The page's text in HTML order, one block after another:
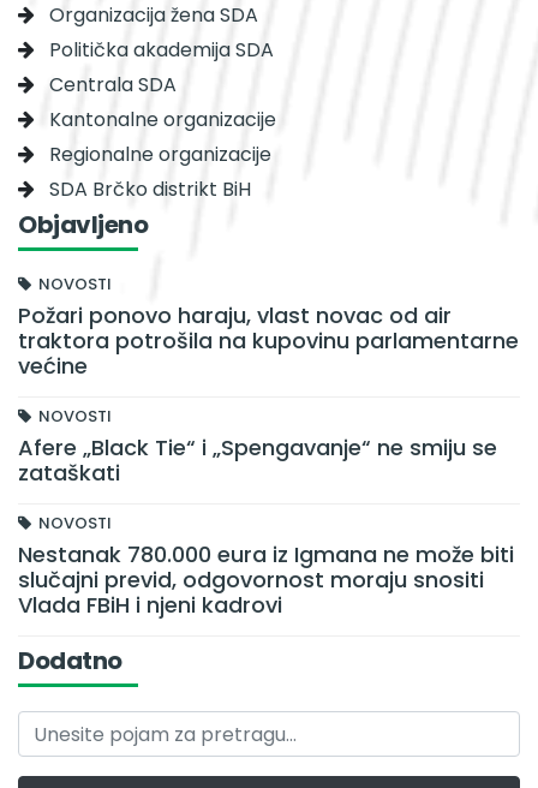
Organizacija žena SDA
Politička akademija SDA
Centrala SDA
Kantonalne organizacije
Regionalne organizacije
SDA Brčko distrikt BiH
Objavljeno
NOVOSTI
Požari ponovo haraju, vlast novac od air
traktora potrošila na kupovinu parlamentarne
većine
NOVOSTI
Afere „Black Tie“ i „Spengavanje“ ne smiju se
zataškati
NOVOSTI
Nestanak 780.000 eura iz Igmana ne može biti
slučajni previd, odgovornost moraju snositi
Vlada FBiH i njeni kadrovi
Dodatno